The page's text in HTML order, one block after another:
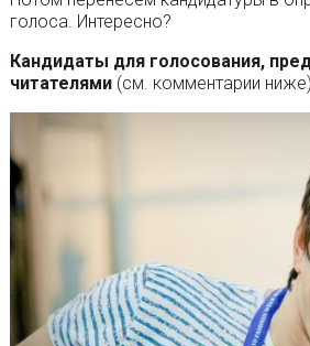
голоса. Интересно?
Кандидаты для голосования,
читателями(см. комментарии